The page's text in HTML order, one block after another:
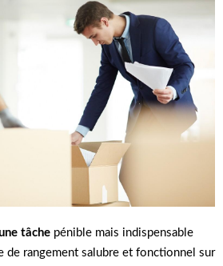
tâche pénible mais indispensable
de rangement salubre et fonctionnel sur